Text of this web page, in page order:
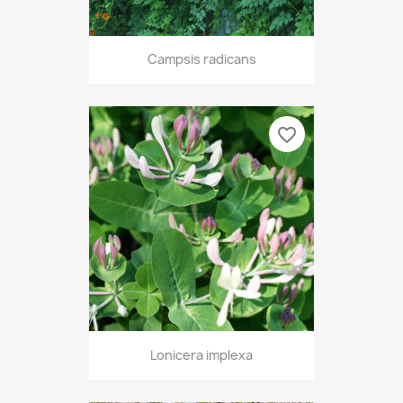
Campsis radicans
Lonicera implexa
favorite_border